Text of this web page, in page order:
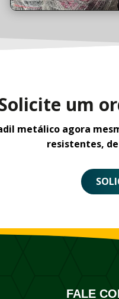
um
metálico agora
resistentes,
FALE